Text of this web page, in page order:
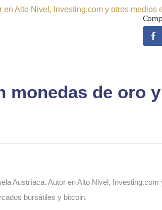
Alto Nivel, Investing.com y otros
monedas de oro
Austríaca. Autor en Alto Nivel,
bursátiles y bitcoin.